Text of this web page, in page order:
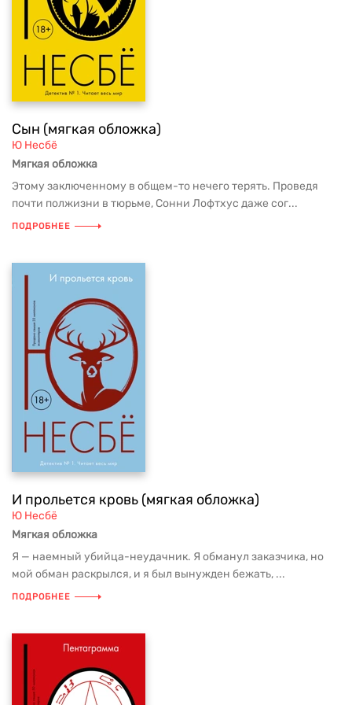
Сын (мягкая обложка)
Ю Несбё
Мягкая обложка
Этому заключенному в общем-то нечего терять. Проведя
почти полжизни в тюрьме, Сонни Лофтхус даже сог...
ПОДРОБНЕЕ
И прольется кровь (мягкая обложка)
Ю Несбё
Мягкая обложка
Я — наемный убийца-неудачник. Я обманул заказчика, но
мой обман раскрылся, и я был вынужден бежать, ...
ПОДРОБНЕЕ